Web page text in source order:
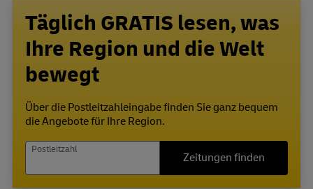
Täglich GRATIS lesen, was
Ihre Region und die Welt
bewegt
Über die Postleitzahleingabe finden Sie ganz bequem
die Angebote für Ihre Region.
Postleitzahl
Zeitungen finden